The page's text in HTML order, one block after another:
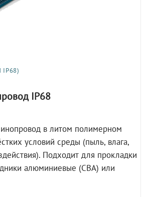
IP68
в литом полимерном
условий среды (пыль, влага,
Подходит для прокладки
алюминиевые (СВА) или